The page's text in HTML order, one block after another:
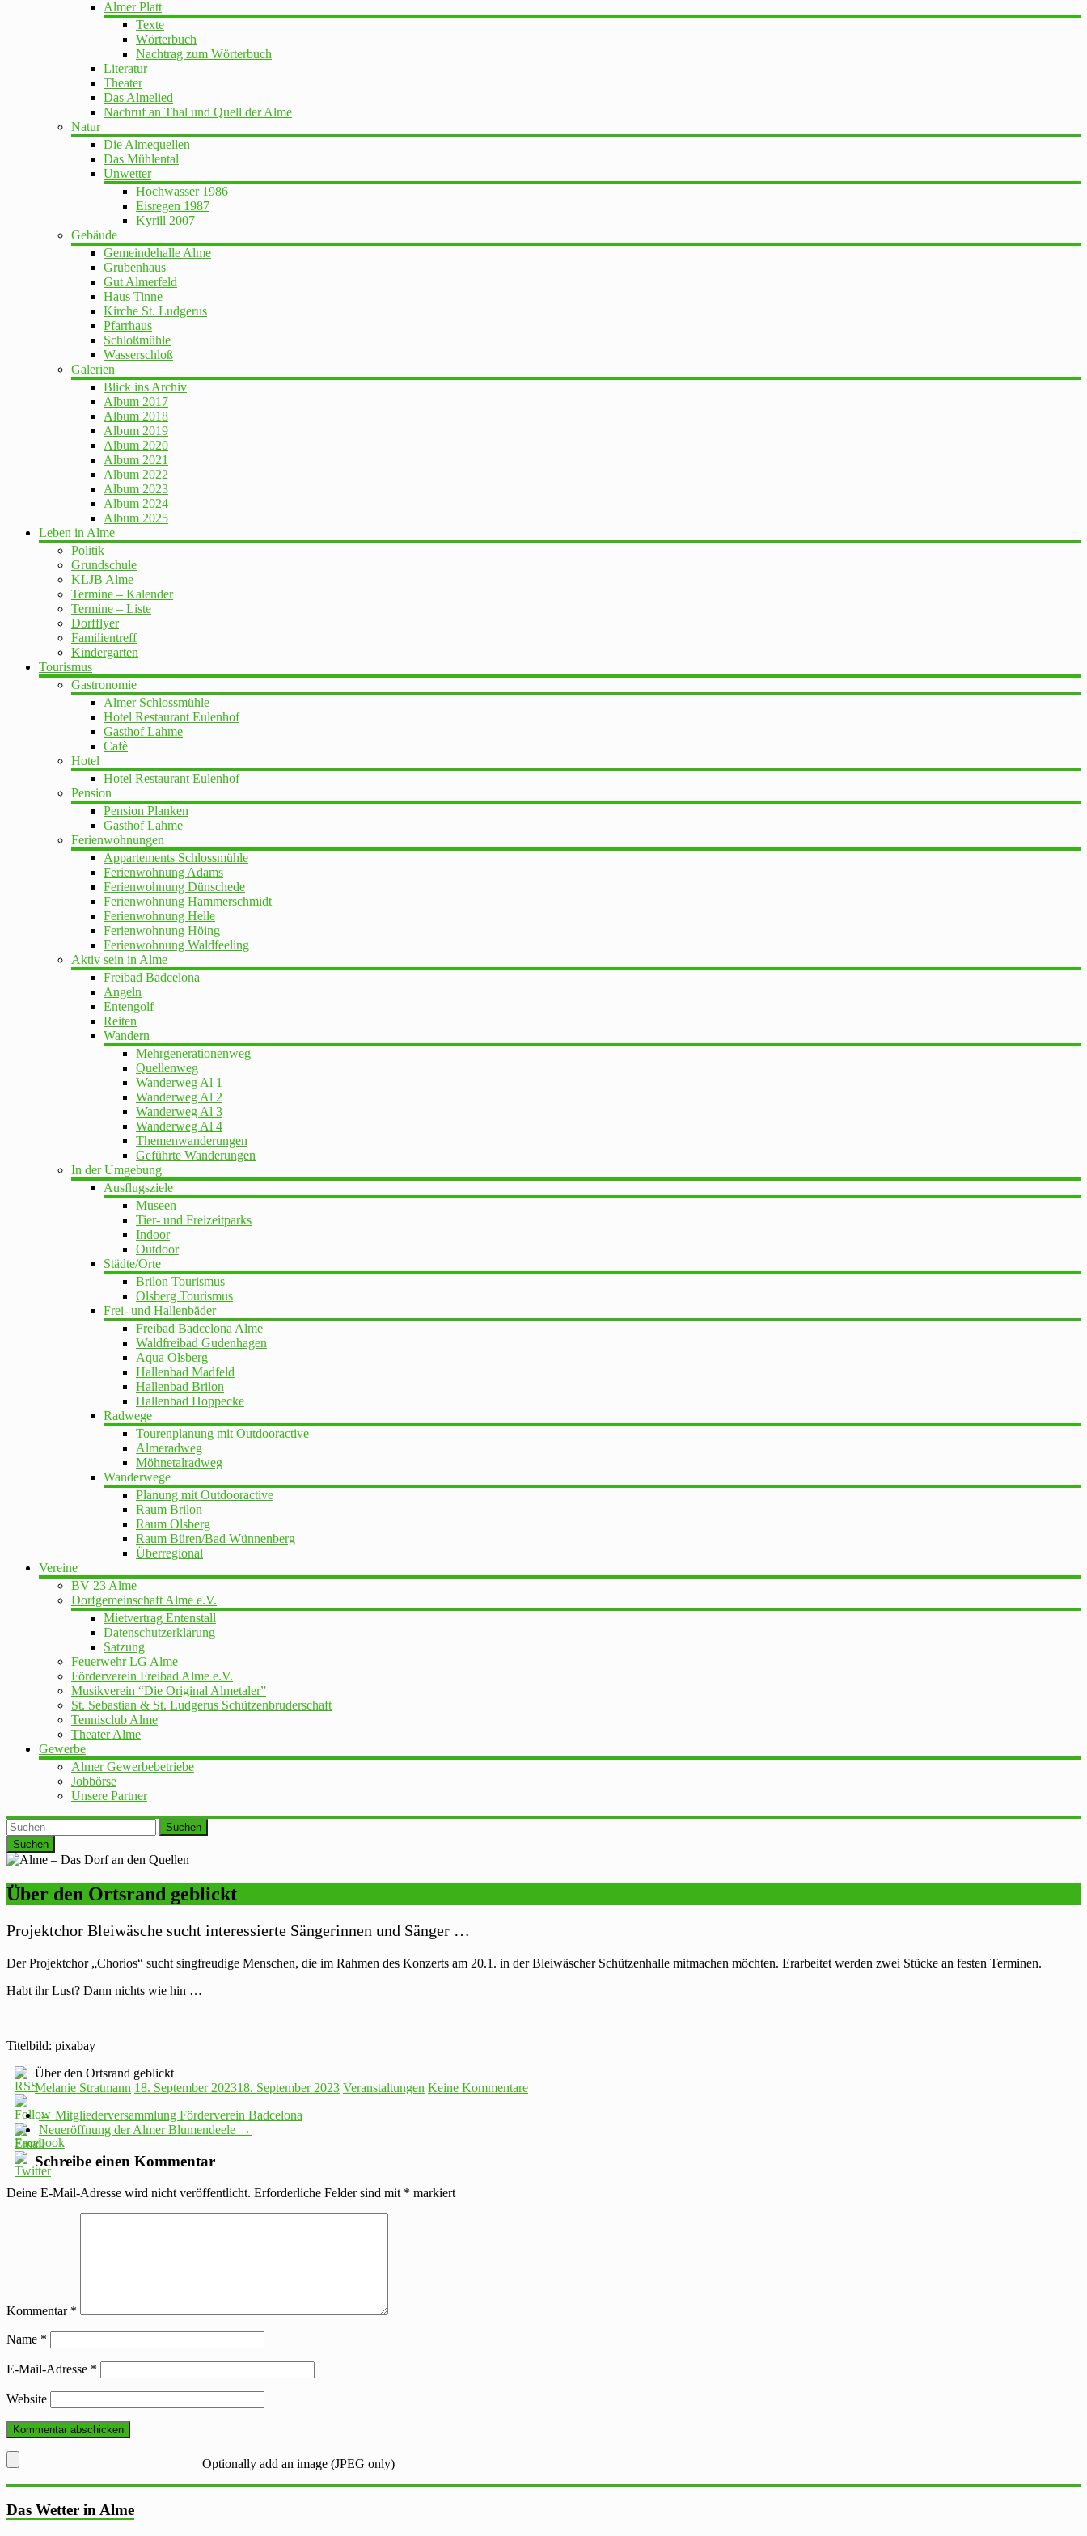
Almer Platt
Texte
Wörterbuch
Nachtrag zum Wörterbuch
Literatur
Theater
Das Almelied
Nachruf an Thal und Quell der Alme
Natur
Die Almequellen
Das Mühlental
Unwetter
Hochwasser 1986
Eisregen 1987
Kyrill 2007
Gebäude
Gemeindehalle Alme
Grubenhaus
Gut Almerfeld
Haus Tinne
Kirche St. Ludgerus
Pfarrhaus
Schloßmühle
Wasserschloß
Galerien
Blick ins Archiv
Album 2017
Album 2018
Album 2019
Album 2020
Album 2021
Album 2022
Album 2023
Album 2024
Album 2025
Leben in Alme
Politik
Grundschule
KLJB Alme
Termine – Kalender
Termine – Liste
Dorfflyer
Familientreff
Kindergarten
Tourismus
Gastronomie
Almer Schlossmühle
Hotel Restaurant Eulenhof
Gasthof Lahme
Cafè
Hotel
Hotel Restaurant Eulenhof
Pension
Pension Planken
Gasthof Lahme
Ferienwohnungen
Appartements Schlossmühle
Ferienwohnung Adams
Ferienwohnung Dünschede
Ferienwohnung Hammerschmidt
Ferienwohnung Helle
Ferienwohnung Höing
Ferienwohnung Waldfeeling
Aktiv sein in Alme
Freibad Badcelona
Angeln
Entengolf
Reiten
Wandern
Mehrgenerationenweg
Quellenweg
Wanderweg Al 1
Wanderweg Al 2
Wanderweg Al 3
Wanderweg Al 4
Themenwanderungen
Geführte Wanderungen
In der Umgebung
Ausflugsziele
Museen
Tier- und Freizeitparks
Indoor
Outdoor
Städte/Orte
Brilon Tourismus
Olsberg Tourismus
Frei- und Hallenbäder
Freibad Badcelona Alme
Waldfreibad Gudenhagen
Aqua Olsberg
Hallenbad Madfeld
Hallenbad Brilon
Hallenbad Hoppecke
Radwege
Tourenplanung mit Outdooractive
Almeradweg
Möhnetalradweg
Wanderwege
Planung mit Outdooractive
Raum Brilon
Raum Olsberg
Raum Büren/Bad Wünnenberg
Überregional
Vereine
BV 23 Alme
Dorfgemeinschaft Alme e.V.
Mietvertrag Entenstall
Datenschutzerklärung
Satzung
Feuerwehr LG Alme
Förderverein Freibad Alme e.V.
Musikverein “Die Original Almetaler”
St. Sebastian & St. Ludgerus Schützenbruderschaft
Tennisclub Alme
Theater Alme
Gewerbe
Almer Gewerbebetriebe
Jobbörse
Unsere Partner
Suchen
Über den Ortsrand geblickt
Projektchor Bleiwäsche sucht interessierte Sängerinnen und Sänger …
Der Projektchor „Chorios“ sucht singfreudige Menschen, die im Rahmen des Konzerts am 20.1. in der Bleiwäscher Schützenhalle mitmachen möchten. Erarbeitet werden zwei Stücke an festen Terminen.
Habt ihr Lust? Dann nichts wie hin …
Titelbild: pixabay
Über den Ortsrand geblickt
Melanie Stratmann 18. September 202318. September 2023 Veranstaltungen Keine Kommentare
← Mitgliederversammlung Förderverein Badcelona
Neueröffnung der Almer Blumendeele →
Schreibe einen Kommentar
Deine E-Mail-Adresse wird nicht veröffentlicht. Erforderliche Felder sind mit * markiert
Kommentar *
Name *
E-Mail-Adresse *
Website
Optionally add an image (JPEG only)
Das Wetter in Alme